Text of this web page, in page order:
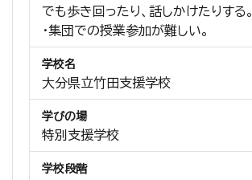
でも歩き回ったり、話しかけたりする。
・集団での授業参加が難しい。
学校名
大分県立竹田支援学校
学びの場
特別支援学校
学校段階